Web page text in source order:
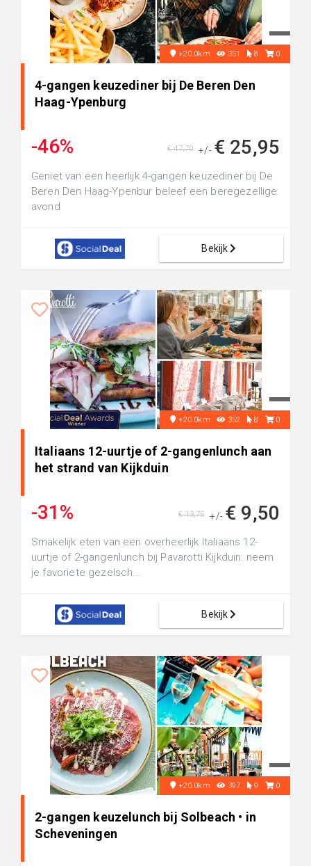
+20.0km 351 8 0
4-gangen keuzediner bij De Beren Den
Haag-Ypenburg
-46% +/- € 25,95
€ 47,70
Geniet van een heerlijk 4-gangen keuzediner bij De
Beren Den Haag-Ypenbur beleef een beregezellige
avond
Bekijk
+20.0km 352 8 0
Italiaans 12-uurtje of 2-gangenlunch aan
het strand van Kijkduin
-31% +/- € 9,50
€ 13,75
Smakelijk eten van een overheerlijk Italiaans 12-
uurtje of 2-gangenlunch bij Pavarotti Kijkduin: neem
je favoriete gezelsch...
Bekijk
+20.0km 397 9 0
2-gangen keuzelunch bij Solbeach • in
Scheveningen